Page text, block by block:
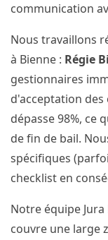
communication
Nous travaillons
à Bienne : Régie
gestionnaires
d'acceptation des
dépasse 98%, ce
de fin de bail.
spécifiques
checklist en
Notre équipe
couvre une large